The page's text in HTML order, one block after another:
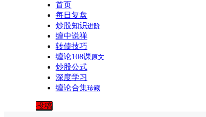
首页
每日复盘
炒股知识进阶
缠中说禅
转债技巧
缠论108课原文
炒股公式
深度学习
缠论合集珍藏
投稿